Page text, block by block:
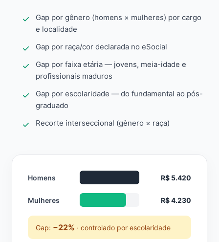
Gap por gênero (homens × mulheres) por cargo
e localidade
Gap por raça/cor declarada no eSocial
Gap por faixa etária — jovens, meia-idade e
profissionais maduros
Gap por escolaridade — do fundamental ao pós-
graduado
Recorte interseccional (gênero × raça)
Homens R$ 5.420
Mulheres R$ 4.230
Gap: −22% · controlado por escolaridade